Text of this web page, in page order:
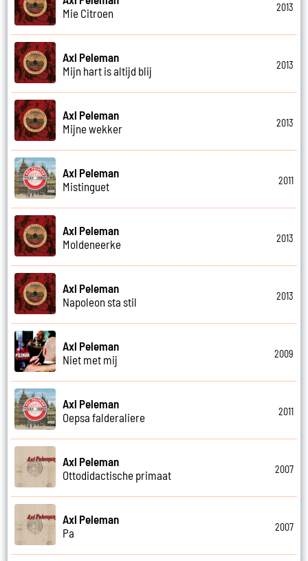
Mie Citroen
2013
Axl Peleman
Mijn hart is altijd blij
2013
Axl Peleman
Mijne wekker
2013
Axl Peleman
Mistinguet
2011
Axl Peleman
Moldeneerke
2013
Axl Peleman
Napoleon sta stil
2013
Axl Peleman
Niet met mij
2009
Axl Peleman
Oepsa falderaliere
2011
Axl Peleman
Ottodidactische primaat
2007
Axl Peleman
Pa
2007